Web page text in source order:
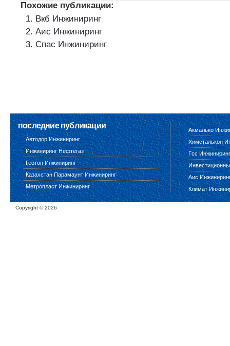
Похожие публикации:
Вкб Инжиниринг
Аис Инжиниринг
Спас Инжиниринг
последние публикации
Автодор Инжиниринг
Инжиниринг Нефтегаз
Геотоп Инжиниринг
Казахстан Парамаунт Инжиниринг
Метропласт Инжиниринг
Акмалько
Химсталькон
Гсс Инжиниринг
Аис
Климат
Copyright ©2026